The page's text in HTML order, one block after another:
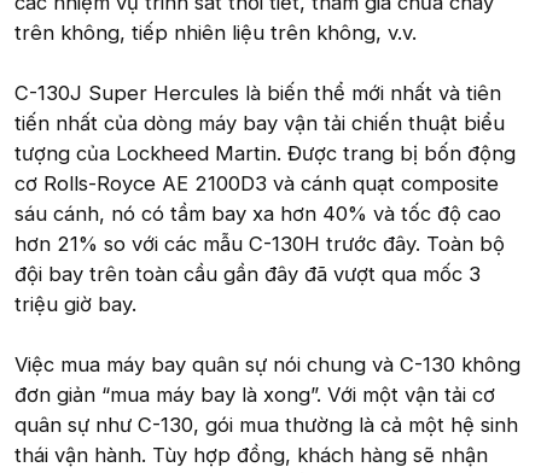
trên không, tiếp nhiên liệu trên không, v.v.
C-130J Super Hercules là biến thể mới nhất và tiên
tiến nhất của dòng máy bay vận tải chiến thuật biểu
tượng của Lockheed Martin. Được trang bị bốn động
cơ Rolls-Royce AE 2100D3 và cánh quạt composite
sáu cánh, nó có tầm bay xa hơn 40% và tốc độ cao
hơn 21% so với các mẫu C-130H trước đây. Toàn bộ
đội bay trên toàn cầu gần đây đã vượt qua mốc 3
triệu giờ bay.
Việc mua máy bay quân sự nói chung và C-130 không
đơn giản “mua máy bay là xong”. Với một vận tải cơ
quân sự như C-130, gói mua thường là cả một hệ sinh
thái vận hành. Tùy hợp đồng, khách hàng sẽ nhận